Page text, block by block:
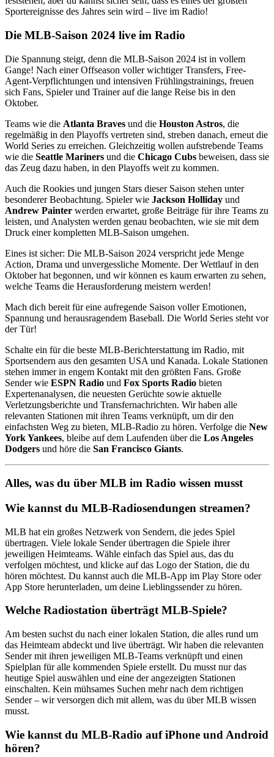
Sportereignisse des Jahres sein wird – live im Radio!
Die MLB-Saison 2024 live im Radio
Die Spannung steigt, denn die MLB-Saison 2024 ist in vollem
Gange! Nach einer Offseason voller wichtiger Transfers, Free-
Agent-Verpflichtungen und intensiven Frühlingstrainings, freuen
sich Fans, Spieler und Trainer auf die lange Reise bis in den
Oktober.
Teams wie die Atlanta Braves und die Houston Astros, die
regelmäßig in den Playoffs vertreten sind, streben danach, erneut die
World Series zu erreichen. Gleichzeitig wollen aufstrebende Teams
wie die Seattle Mariners und die Chicago Cubs beweisen, dass sie
das Zeug dazu haben, in den Playoffs weit zu kommen.
Auch die Rookies und jungen Stars dieser Saison stehen unter
besonderer Beobachtung. Spieler wie Jackson Holliday und
Andrew Painter werden erwartet, große Beiträge für ihre Teams zu
leisten, und Analysten werden genau beobachten, wie sie mit dem
Druck einer kompletten MLB-Saison umgehen.
Eines ist sicher: Die MLB-Saison 2024 verspricht jede Menge
Action, Drama und unvergessliche Momente. Der Wettlauf in den
Oktober hat begonnen, und wir können es kaum erwarten zu sehen,
welche Teams die Herausforderung meistern werden!
Mach dich bereit für eine aufregende Saison voller Emotionen,
Spannung und herausragendem Baseball. Die World Series steht vor
der Tür!
Schalte ein für die beste MLB-Berichterstattung im Radio, mit
Sportsendern aus den gesamten USA und Kanada. Lokale Stationen
stehen immer in engem Kontakt mit den größten Fans. Große
Sender wie ESPN Radio und Fox Sports Radio bieten
Expertenanalysen, die neuesten Gerüchte sowie aktuelle
Verletzungsberichte und Transfernachrichten. Wir haben alle
relevanten Stationen mit ihren Teams verknüpft, um dir den
einfachsten Weg zu bieten, MLB-Radio zu hören. Verfolge die New
York Yankees, bleibe auf dem Laufenden über die Los Angeles
Dodgers und höre die San Francisco Giants.
Alles, was du über MLB im Radio wissen musst
Wie kannst du MLB-Radiosendungen streamen?
MLB hat ein großes Netzwerk von Sendern, die jedes Spiel
übertragen. Viele lokale Sender übertragen die Spiele ihrer
jeweiligen Heimteams. Wähle einfach das Spiel aus, das du
verfolgen möchtest, und klicke auf das Logo der Station, die du
hören möchtest. Du kannst auch die MLB-App im Play Store oder
App Store herunterladen, um deine Lieblingssender zu hören.
Welche Radiostation überträgt MLB-Spiele?
Am besten suchst du nach einer lokalen Station, die alles rund um
das Heimteam abdeckt und live überträgt. Wir haben die relevanten
Sender mit ihren jeweiligen MLB-Teams verknüpft und einen
Spielplan für alle kommenden Spiele erstellt. Du musst nur das
heutige Spiel auswählen und eine der angezeigten Stationen
einschalten. Kein mühsames Suchen mehr nach dem richtigen
Sender – wir versorgen dich mit allem, was du über MLB wissen
musst.
Wie kannst du MLB-Radio auf iPhone und Android
hören?